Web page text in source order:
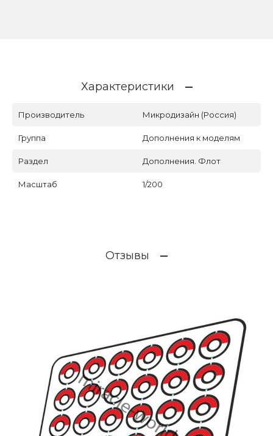
Характеристики
Производитель Микродизайн (Россия)
Группа Дополнения к моделям
Раздел Дополнения. Флот
Масштаб 1/200
Отзывы